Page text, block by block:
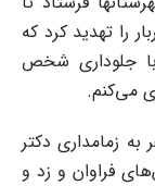
را تهدید کرد که
جلوداری شخص
می‌کنم.
از 64 نماینده حاضر در مجلس 61 نفر به زمامداری دکتر
فراوان و زد و